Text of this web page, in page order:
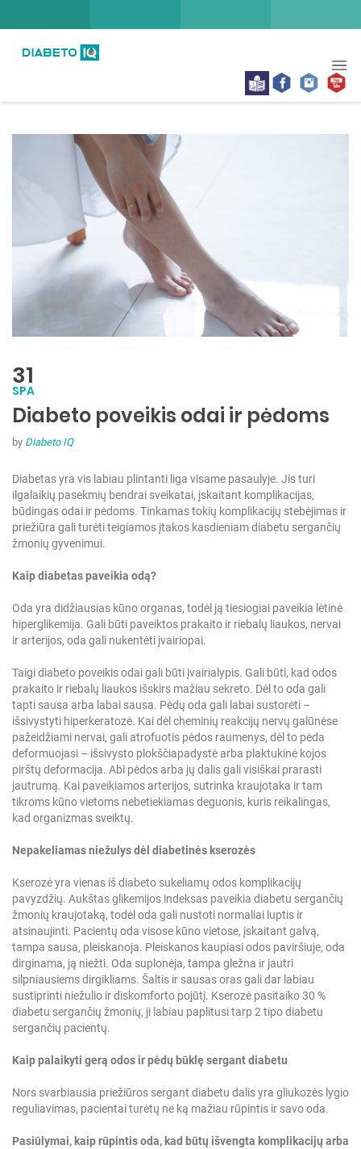
31
SPA
Diabeto poveikis odai ir pėdoms
by Diabeto IQ
Diabetas yra vis labiau plintanti liga visame pasaulyje. Jis turi
ilgalaikių pasekmių bendrai sveikatai, įskaitant komplikacijas,
būdingas odai ir pėdoms. Tinkamas tokių komplikacijų stebėjimas ir
priežiūra gali turėti teigiamos įtakos kasdieniam diabetu sergančių
žmonių gyvenimui.
Kaip diabetas paveikia odą?
Oda yra didžiausias kūno organas, todėl ją tiesiogiai paveikia lėtinė
hiperglikemija. Gali būti paveiktos prakaito ir riebalų liaukos, nervai
ir arterijos, oda gali nukentėti įvairiopai.
Taigi diabeto poveikis odai gali būti įvairialypis. Gali būti, kad odos
prakaito ir riebalų liaukos išskirs mažiau sekreto. Dėl to oda gali
tapti sausa arba labai sausa. Pėdų oda gali labai sustorėti –
išsivystyti hiperkeratozė. Kai dėl cheminių reakcijų nervų galūnėse
pažeidžiami nervai, gali atrofuotis pėdos raumenys, dėl to pėda
deformuojasi – išsivysto plokščiapadystė arba plaktukinė kojos
pirštų deformacija. Abi pėdos arba jų dalis gali visiškai prarasti
jautrumą. Kai paveikiamos arterijos, sutrinka kraujotaka ir tam
tikroms kūno vietoms nebetiekiamas deguonis, kuris reikalingas,
kad organizmas sveiktų.
Nepakeliamas niežulys dėl diabetinės kserozės
Kserozė yra vienas iš diabeto sukeliamų odos komplikacijų
pavyzdžių. Aukštas glikemijos indeksas paveikia diabetu sergančių
žmonių kraujotaką, todėl oda gali nustoti normaliai luptis ir
atsinaujinti. Pacientų oda visose kūno vietose, įskaitant galvą,
tampa sausa, pleiskanoja. Pleiskanos kaupiasi odos paviršiuje, oda
dirginama, ją niežti. Oda suplonėja, tampa gležna ir jautri
silpniausiems dirgikliams. Šaltis ir sausas oras gali dar labiau
sustiprinti niežulio ir diskomforto pojūtį. Kserozė pasitaiko 30 %
diabetu sergančių žmonių, ji labiau paplitusi tarp 2 tipo diabetu
sergančių pacientų.
Kaip palaikyti gerą odos ir pėdų būklę sergant diabetu
Nors svarbiausia priežiūros sergant diabetu dalis yra gliukozės lygio
reguliavimas, pacientai turėtų ne ką mažiau rūpintis ir savo oda.
Pasiūlymai, kaip rūpintis oda, kad būtų išvengta komplikacijų arba